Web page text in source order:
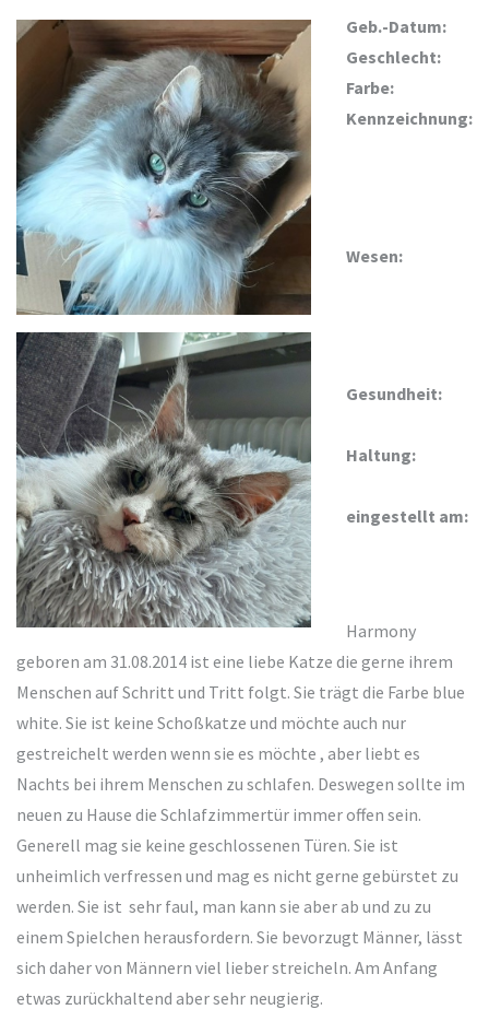
Geb.-Datum:
Geschlecht:
Farbe:
Kennzeichnung:
Wesen:
Gesundheit:
Haltung:
eingestellt am:
Harmony
geboren am 31.08.2014 ist eine liebe Katze die gerne ihrem
Menschen auf Schritt und Tritt folgt. Sie trägt die Farbe blue
white. Sie ist keine Schoßkatze und möchte auch nur
gestreichelt werden wenn sie es möchte , aber liebt es
Nachts bei ihrem Menschen zu schlafen. Deswegen sollte im
neuen zu Hause die Schlafzimmertür immer offen sein.
Generell mag sie keine geschlossenen Türen. Sie ist
unheimlich verfressen und mag es nicht gerne gebürstet zu
werden. Sie ist sehr faul, man kann sie aber ab und zu zu
einem Spielchen herausfordern. Sie bevorzugt Männer, lässt
sich daher von Männern viel lieber streicheln. Am Anfang
etwas zurückhaltend aber sehr neugierig.